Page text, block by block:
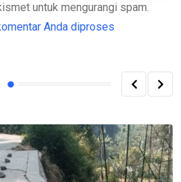
untuk mengurangi spam.
Anda diproses